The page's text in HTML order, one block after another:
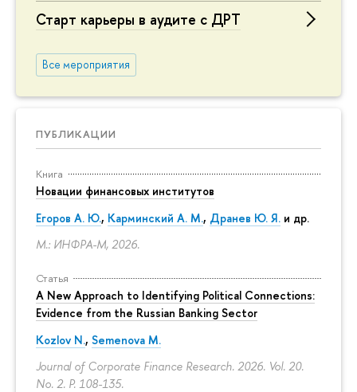
Старт карьеры в аудите с ДРТ
Все мероприятия
ПУБЛИКАЦИИ
Книга
Новации финансовых институтов
Егоров А. Ю., Карминский А. М., Дранев Ю. Я. и др.
М.: ИНФРА-М, 2026.
Статья
A New Approach to Identifying Political Connections:
Evidence from the Russian Banking Sector
Kozlov N., Semenova M.
Journal of Corporate Finance Research. 2026. Vol. 20.
No. 2. P. 108-135.